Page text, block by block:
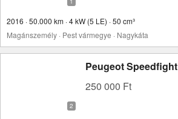
2016 · 50.000 km · 4 kW (5 LE) · 50 cm³
Magánszemély · Pest vármegye · Nagykáta
Peugeot Speedfight
250 000 Ft